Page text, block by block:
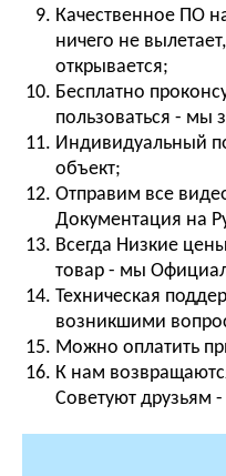
Качественное ПО
ничего не
открывается;
Бесплатно
пользоваться - мы
Индивидуальный
объект;
Отправим все
Документация на
Всегда Низкие
товар - мы
Техническая
возникшими
Можно оплатить
К нам
Советуют друзьям